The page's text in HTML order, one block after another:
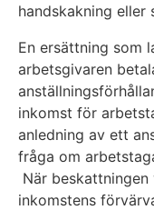
handskakning eller
En ersättning som
arbetsgivaren
inkomst för
anledning av ett
fråga om
När
inkomstens